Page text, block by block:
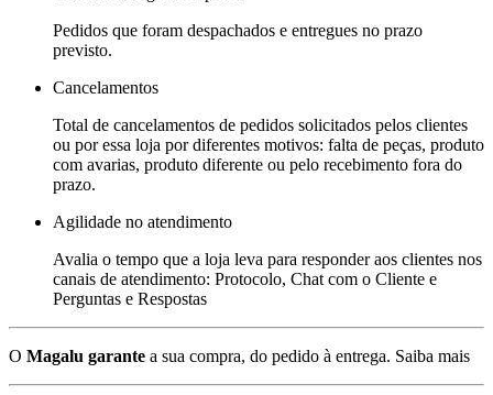
Pedidos que foram despachados e entregues no prazo
previsto.
Cancelamentos
Total de cancelamentos de pedidos solicitados pelos clientes
ou por essa loja por diferentes motivos: falta de peças, produto
com avarias, produto diferente ou pelo recebimento fora do
prazo.
Agilidade no atendimento
Avalia o tempo que a loja leva para responder aos clientes nos
canais de atendimento: Protocolo, Chat com o Cliente e
Perguntas e Respostas
O Magalu garante a sua compra, do pedido à entrega. Saiba mais